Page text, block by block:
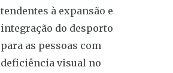
tendentes à expansão e
integração do desporto
para as pessoas com
deficiência visual no